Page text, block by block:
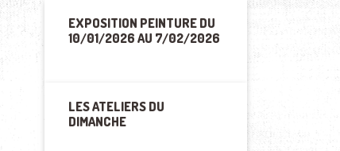
EXPOSITION PEINTURE DU
10/01/2026 AU 7/02/2026
LES ATELIERS DU
DIMANCHE